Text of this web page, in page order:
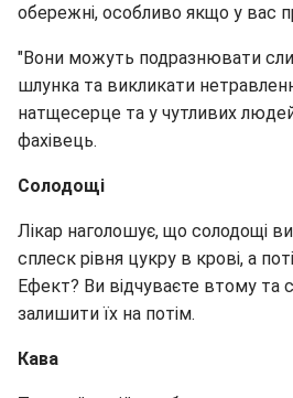
обережні, особливо якщо у вас
"Вони можуть подразнювати
шлунка та викликати
натщесерце та у чутливих
фахівець.
Солодощі
Лікар наголошує, що солодощі
сплеск рівня цукру в крові, а
Ефект? Ви відчуваєте втому та
залишити їх на потім.
Кава